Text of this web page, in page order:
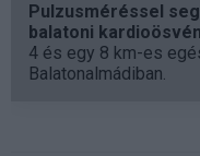
Pulzusméréssel
balatoni
4 és egy 8 km-es
Balatonalmádiban.